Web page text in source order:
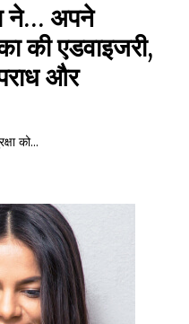
ने… अपने
की एडवाइजरी,
और
को...